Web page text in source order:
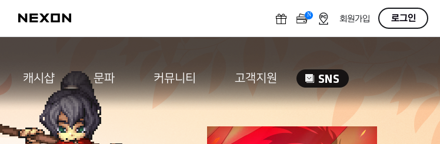
N OFF회원가입 로그인
캐시샵 문파 커뮤니티 고객지원